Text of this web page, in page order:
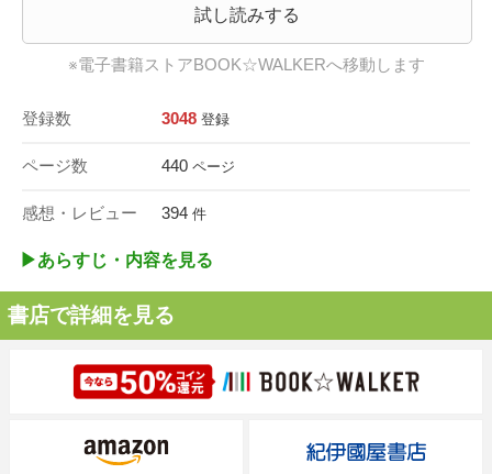
試し読みする
※電子書籍ストアBOOK☆WALKERへ移動します
登録数 3048 登録
ページ数 440 ページ
感想・レビュー 394 件
▶︎あらすじ・内容を見る
書店で詳細を見る